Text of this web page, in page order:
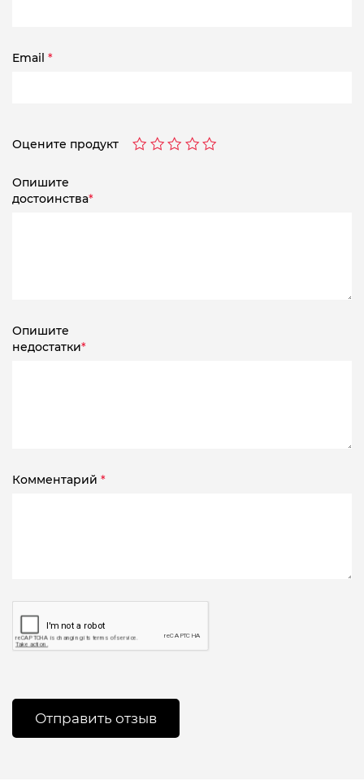
Email *
Оцените продукт
Опишите
достоинства*
Опишите
недостатки*
Комментарий *